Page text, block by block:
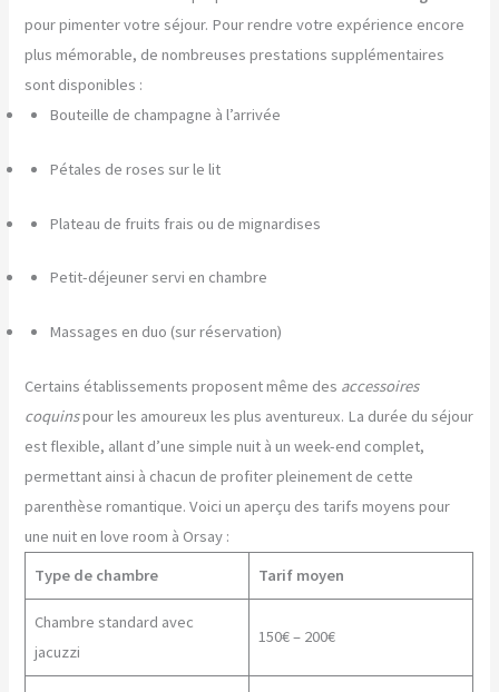
pour pimenter votre séjour. Pour rendre votre expérience encore
plus mémorable, de nombreuses prestations supplémentaires
sont disponibles :
Bouteille de champagne à l’arrivée
Pétales de roses sur le lit
Plateau de fruits frais ou de mignardises
Petit-déjeuner servi en chambre
Massages en duo (sur réservation)
Certains établissements proposent même des accessoires
coquinspour les amoureux les plus aventureux. La durée du séjour
est flexible, allant d’une simple nuit à un week-end complet,
permettant ainsi à chacun de profiter pleinement de cette
parenthèse romantique. Voici un aperçu des tarifs moyens pour
une nuit en love room à Orsay :
Type de chambre
Tarif moyen
Chambre standard avec
jacuzzi
150€ – 200€